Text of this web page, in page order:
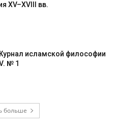
XV–XVIII вв.
исламской философии
№ 1
больше